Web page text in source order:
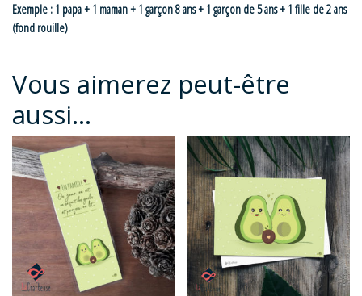
Exemple : 1 papa + 1 maman + 1 garçon 8 ans + 1 garçon de 5 ans + 1 fille de 2 ans
(fond rouille)
Vous aimerez peut-être
aussi…